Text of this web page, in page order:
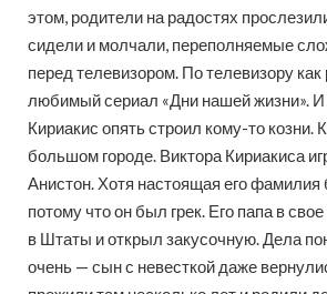
этом, родители на радостях
сидели и молчали, переполняемые
перед телевизором. По телевизору
любимый сериал «Дни нашей жизни». И
Кириакис опять строил кому-то козни.
большом городе. Виктора Кириакиса
Анистон. Хотя настоящая его фамилия
потому что он был грек. Его папа в
в Штаты и открыл закусочную. Дела
очень — сын с невесткой даже